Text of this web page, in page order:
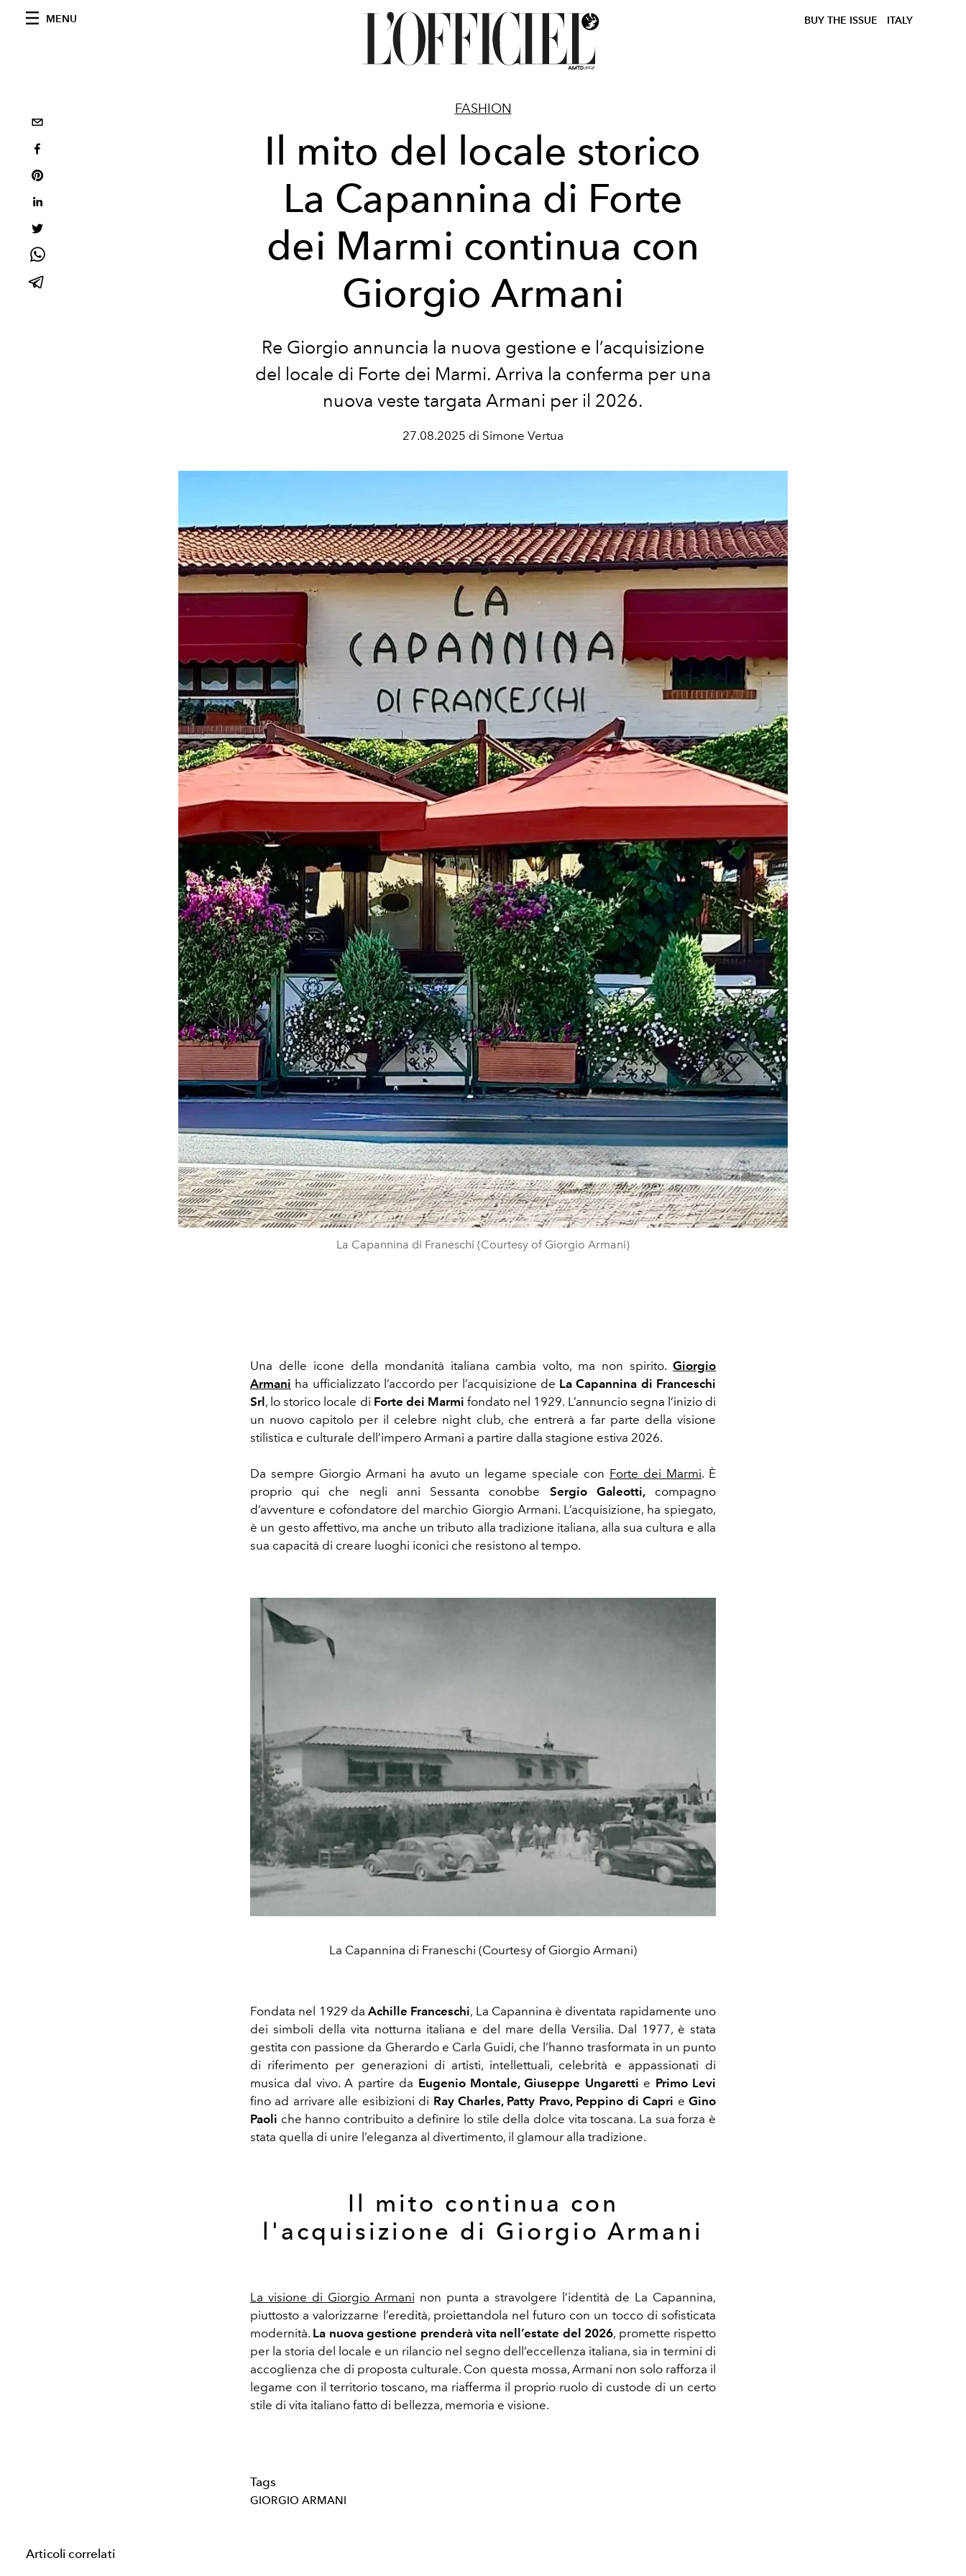
MENU BUY THE ISSUE ITALY
FASHION
Il mito del locale storico
La Capannina di Forte
dei Marmi continua con
Giorgio Armani
Re Giorgio annuncia la nuova gestione e l’acquisizione
del locale di Forte dei Marmi. Arriva la conferma per una
nuova veste targata Armani per il 2026.
27.08.2025 di Simone Vertua
La Capannina di Franeschi (Courtesy of Giorgio Armani)
Una delle icone della mondanità italiana cambia volto, ma non spirito. Giorgio
Armani ha ufficializzato l’accordo per l’acquisizione de La Capannina di Franceschi
Srl, lo storico locale di Forte dei Marmi fondato nel 1929. L’annuncio segna l’inizio di
un nuovo capitolo per il celebre night club, che entrerà a far parte della visione
stilistica e culturale dell’impero Armani a partire dalla stagione estiva 2026.
Da sempre Giorgio Armani ha avuto un legame speciale con Forte dei Marmi. È
proprio qui che negli anni Sessanta conobbe Sergio Galeotti,compagno
d’avventure e cofondatore del marchio Giorgio Armani. L’acquisizione, ha spiegato,
è un gesto affettivo, ma anche un tributo alla tradizione italiana, alla sua cultura e alla
sua capacità di creare luoghi iconici che resistono al tempo.
La Capannina di Franeschi (Courtesy of Giorgio Armani)
Fondata nel 1929 daAchille Franceschi, La Capannina è diventata rapidamente uno
dei simboli della vita notturna italiana e del mare della Versilia. Dal 1977, è stata
gestita con passione da Gherardo e Carla Guidi, che l’hanno trasformata in un punto
di riferimento per generazioni di artisti, intellettuali, celebrità e appassionati di
musica dal vivo. A partire da Eugenio Montale, Giuseppe Ungaretti e Primo Levi
fino ad arrivare alle esibizioni di Ray Charles, Patty Pravo, Peppino di Capri e Gino
Paoli che hanno contribuito a definire lo stile della dolce vita toscana. La sua forza è
stata quella di unire l’eleganza al divertimento, il glamour alla tradizione.
Il mito continua con
l'acquisizione di Giorgio Armani
La visione di Giorgio Armani non punta a stravolgere l’identità de La Capannina,
piuttosto a valorizzarne l’eredità, proiettandola nel futuro con un tocco di sofisticata
modernità. La nuova gestione prenderà vita nell’estate del 2026, promette rispetto
per la storia del locale e un rilancio nel segno dell’eccellenza italiana, sia in termini di
accoglienza che di proposta culturale. Con questa mossa, Armani non solo rafforza il
legame con il territorio toscano, ma riafferma il proprio ruolo di custode di un certo
stile di vita italiano fatto di bellezza, memoria e visione.
Tags
GIORGIO ARMANI
Articoli correlati